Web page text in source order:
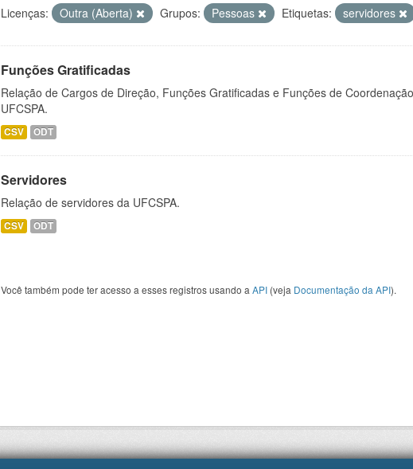
Licenças: Outra (Aberta) Grupos: Pessoas Etiquetas: servidores
Funções Gratificadas
Relação de Cargos de Direção, Funções Gratificadas e Funções de
UFCSPA.
CSV ODT
Servidores
Relação de servidores da UFCSPA.
CSV ODT
Você também pode ter acesso a esses registros usando a API (veja Documentação da API).